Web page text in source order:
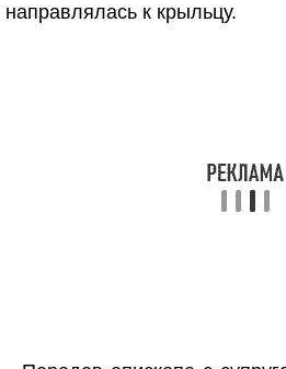
направлялась к крыльцу.